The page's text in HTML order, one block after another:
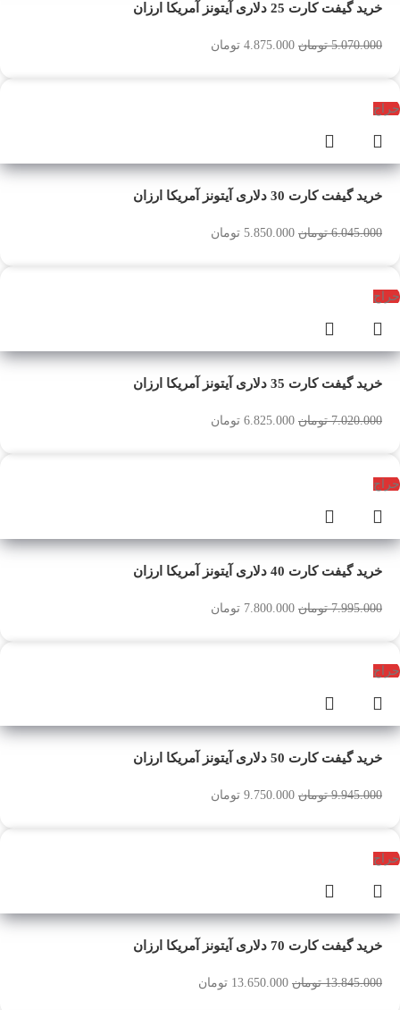
خرید گیفت کارت 25 دلاری آیتونز آمریکا ارزان
5.070.000 تومان 4.875.000 تومان
حراج
خرید گیفت کارت 30 دلاری آیتونز آمریکا ارزان
6.045.000 تومان 5.850.000 تومان
حراج
خرید گیفت کارت 35 دلاری آیتونز آمریکا ارزان
7.020.000 تومان 6.825.000 تومان
حراج
خرید گیفت کارت 40 دلاری آیتونز آمریکا ارزان
7.995.000 تومان 7.800.000 تومان
حراج
خرید گیفت کارت 50 دلاری آیتونز آمریکا ارزان
9.945.000 تومان 9.750.000 تومان
حراج
خرید گیفت کارت 70 دلاری آیتونز آمریکا ارزان
13.845.000 تومان 13.650.000 تومان